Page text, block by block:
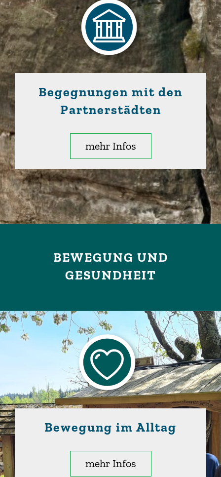
Begegnungen mit den
Partnerstädten
mehr Infos
BEWEGUNG UND
GESUNDHEIT
Bewegung im Alltag
mehr Infos